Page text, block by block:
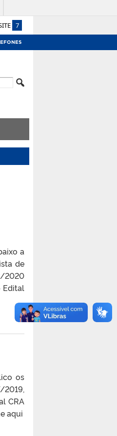
7
a
de
2020
Edital
os
2019,
CRA
aqui